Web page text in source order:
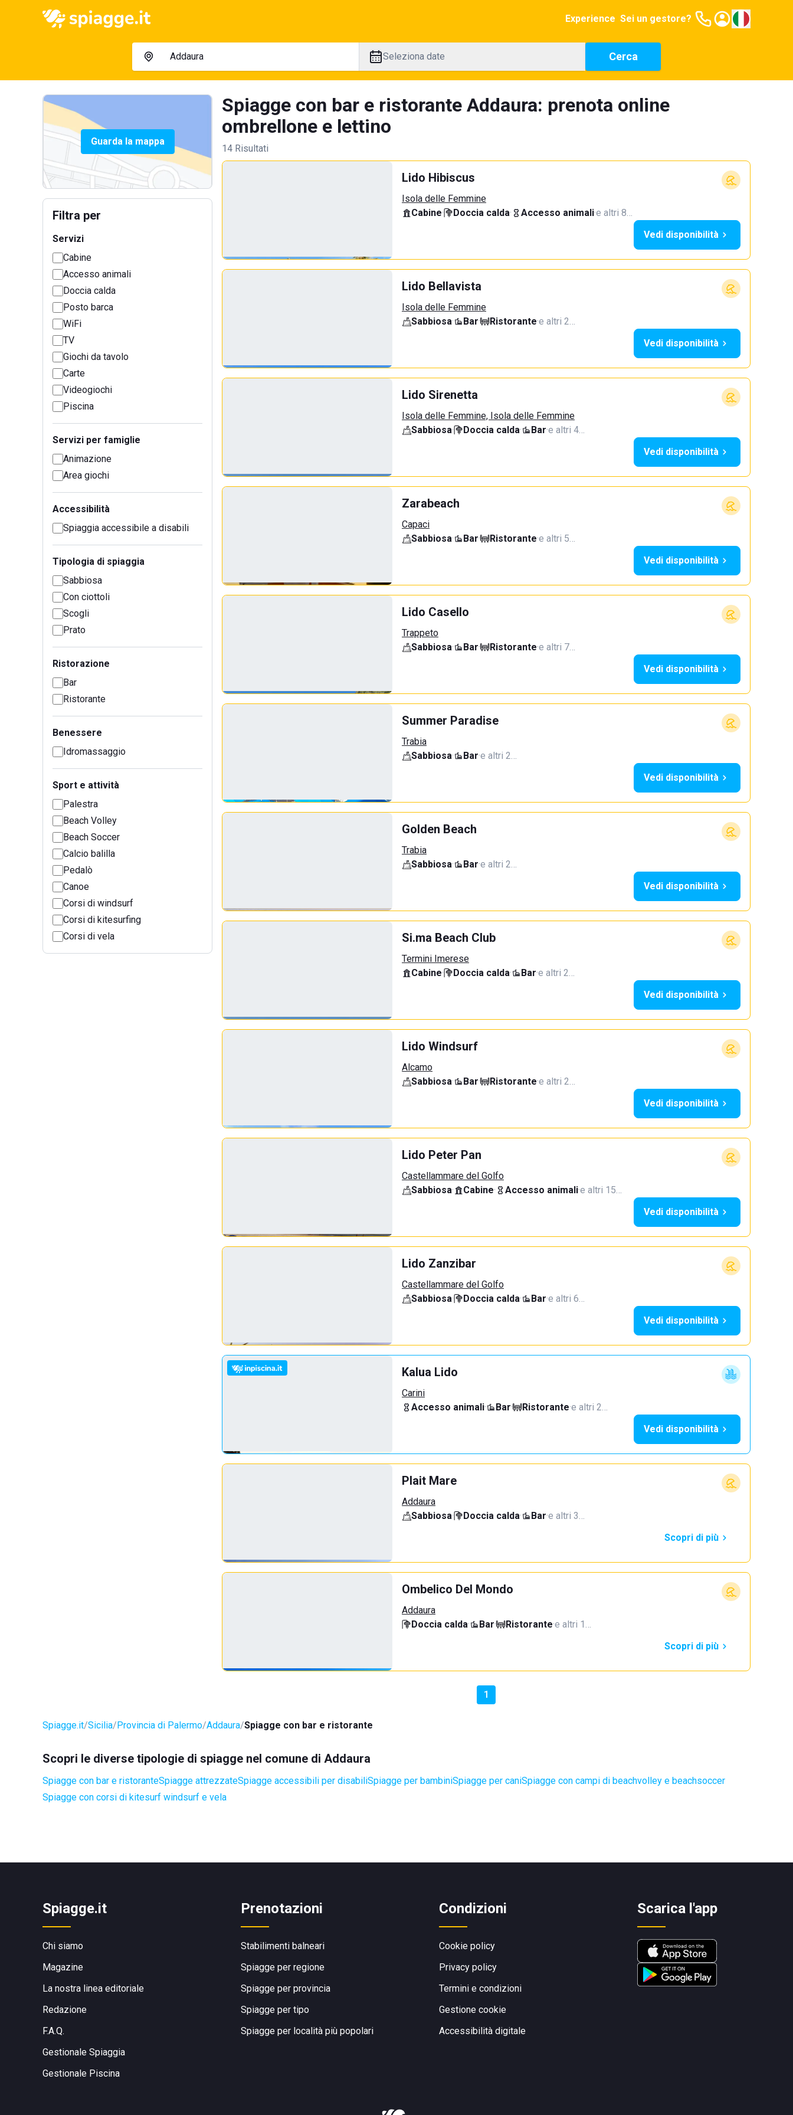
Experience Sei un gestore?
Seleziona date Cerca
Guarda la mappa
Filtra per
Servizi
Cabine
Accesso animali
Doccia calda
Posto barca
WiFi
TV
Giochi da tavolo
Carte
Videogiochi
Piscina
Servizi per famiglie
Animazione
Area giochi
Accessibilità
Spiaggia accessibile a disabili
Tipologia di spiaggia
Sabbiosa
Con ciottoli
Scogli
Prato
Ristorazione
Bar
Ristorante
Benessere
Idromassaggio
Sport e attività
Palestra
Beach Volley
Beach Soccer
Calcio balilla
Pedalò
Canoe
Corsi di windsurf
Corsi di kitesurfing
Corsi di vela
Spiagge con bar e ristorante Addaura: prenota online
ombrellone e lettino
14 Risultati
Lido Hibiscus
Isola delle Femmine
Cabine· Doccia calda· Accesso animali·e altri 8…
Vedi disponibilità
Lido Bellavista
Isola delle Femmine
Sabbiosa· Bar· Ristorante·e altri 2…
Vedi disponibilità
Lido Sirenetta
Isola delle Femmine, Isola delle Femmine
Sabbiosa· Doccia calda· Bar·e altri 4…
Vedi disponibilità
Zarabeach
Capaci
Sabbiosa· Bar· Ristorante·e altri 5…
Vedi disponibilità
Lido Casello
Trappeto
Sabbiosa· Bar· Ristorante·e altri 7…
Vedi disponibilità
Summer Paradise
Trabia
Sabbiosa· Bar·e altri 2…
Vedi disponibilità
Golden Beach
Trabia
Sabbiosa· Bar·e altri 2…
Vedi disponibilità
Si.ma Beach Club
Termini Imerese
Cabine· Doccia calda· Bar·e altri 2…
Vedi disponibilità
Lido Windsurf
Alcamo
Sabbiosa· Bar· Ristorante·e altri 2…
Vedi disponibilità
Lido Peter Pan
Castellammare del Golfo
Sabbiosa· Cabine· Accesso animali·e altri 15…
Vedi disponibilità
Lido Zanzibar
Castellammare del Golfo
Sabbiosa· Doccia calda· Bar·e altri 6…
Vedi disponibilità
Kalua Lido
Carini
Accesso animali· Bar· Ristorante·e altri 2…
Vedi disponibilità
Plait Mare
Addaura
Sabbiosa· Doccia calda· Bar·e altri 3…
Scopri di più
Ombelico Del Mondo
Addaura
Doccia calda· Bar· Ristorante·e altri 1…
Scopri di più
1
Spiagge.it Sicilia Provincia di Palermo Addaura Spiagge con bar e ristorante
Scopri le diverse tipologie di spiagge nel comune di Addaura
Spiagge con bar e ristoranteSpiagge attrezzateSpiagge accessibili per disabiliSpiagge per bambiniSpiagge per caniSpiagge con campi di beachvolley e beachsoccer
Spiagge con corsi di kitesurf windsurf e vela
Spiagge.it
Chi siamo
Magazine
La nostra linea editoriale
Redazione
F.A.Q.
Gestionale Spiaggia
Gestionale Piscina
Prenotazioni
Stabilimenti balneari
Spiagge per regione
Spiagge per provincia
Spiagge per tipo
Spiagge per località più popolari
Condizioni
Cookie policy
Privacy policy
Termini e condizioni
Gestione cookie
Accessibilità digitale
Scarica l'app